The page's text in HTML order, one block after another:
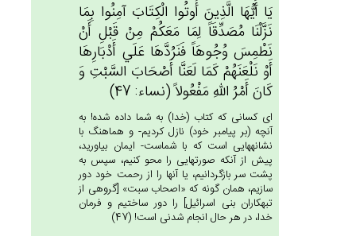
يَا أَيُّهَا الَّذِين‌َ أُوتُوا الْكِتَاب‌َ آمِنُوا بِمَا
نَزَّلْنَا مُصَدِّقَاً لِمَا مَعَكُمْ‌ مِنْ‌ قَبْل‌ِ أَنْ‌
نَطْمِس‌َ وُجُوهَاً فَنَرُدَّهَا عَلَي‌ أَدْبَارِهَا
أَوْ نَلْعَنَهُم‌ْ كَمَا لَعَنَّا أَصْحَاب‌َ السَّبْت‌ِ وَ
كَان‌َ أَمْرُ الله‌ِ مَفْعُولاً (نساء: 47)
اى كسانى كه كتاب (خدا) به شما داده شده! به
آنچه (بر پيامبر خود) نازل كرديم- و هماهنگ با
نشانه‏هايى است كه با شماست- ايمان بياوريد،
پيش از آنكه صورتهايى را محو كنيم، سپس به
پشت سر بازگردانيم، يا آنها را از رحمت خود دور
سازيم، همان گونه كه «اصحاب سبت» [گروهى از
تبهكاران بنى اسرائيل‏] را دور ساختيم و فرمان
خدا، در هر حال انجام شدنى است! (47)